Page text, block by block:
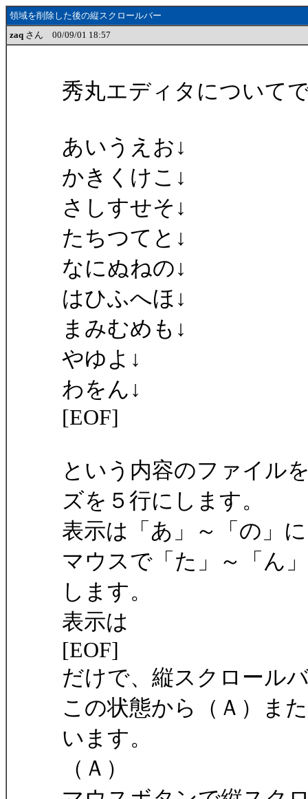
領域を削除した後の縦スクロールバー
zaq さん 00/09/01 18:57
秀丸エディタについて
あいうえお↓
かきくけこ↓
さしすせそ↓
たちつてと↓
なにぬねの↓
はひふへほ↓
まみむめも↓
やゆよ↓
わをん↓
[EOF]
という内容のファイル
ズを５行にします。
表示は「あ」～「の」
マウスで「た」～「ん
します。
表示は
[EOF]
だけで、縦スクロール
この状態から（Ａ）ま
います。
（Ａ）